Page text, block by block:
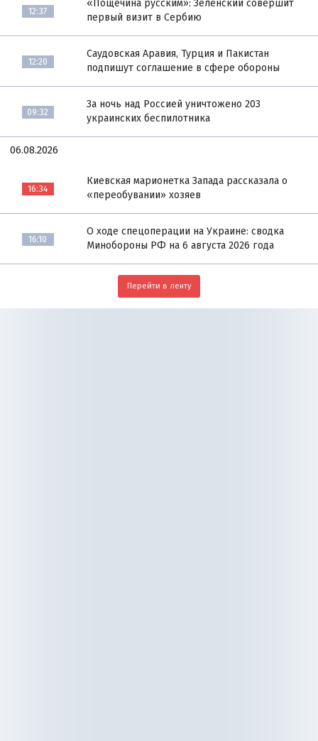
12:37
«Пощёчина русским»: Зеленский совершит
первый визит в Сербию
12:20
Саудовская Аравия, Турция и Пакистан
подпишут соглашение в сфере обороны
09:32
За ночь над Россией уничтожено 203
украинских беспилотника
06.08.2026
16:34
Киевская марионетка Запада рассказала о
«переобувании» хозяев
16:10
О ходе спецоперации на Украине: сводка
Минобороны РФ на 6 августа 2026 года
Перейти в ленту